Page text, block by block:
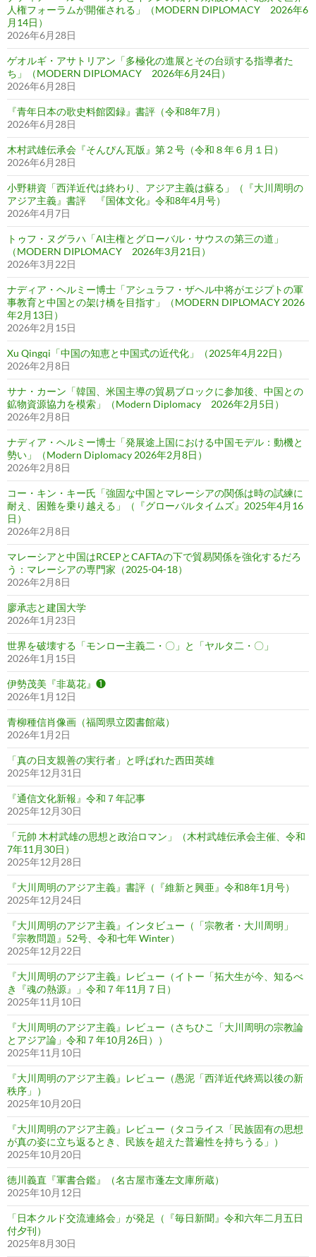
人権フォーラムが開催される」（MODERN DIPLOMACY 2026年6
月14日）
2026年6月28日
ゲオルギ・アサトリアン「多極化の進展とその台頭する指導者た
ち」（MODERN DIPLOMACY 2026年6月24日）
2026年6月28日
『青年日本の歌史料館図録』書評（令和8年7月）
2026年6月28日
木村武雄伝承会『そんぴん瓦版』第２号（令和８年６月１日）
2026年6月28日
小野耕資「西洋近代は終わり、アジア主義は蘇る」（『大川周明の
アジア主義』書評 『国体文化』令和8年4月号）
2026年4月7日
トゥフ・ヌグラハ「AI主権とグローバル・サウスの第三の道」
（MODERN DIPLOMACY 2026年3月21日）
2026年3月22日
ナディア・ヘルミー博士「アシュラフ・ザヘル中将がエジプトの軍
事教育と中国との架け橋を目指す」（MODERN DIPLOMACY 2026
年2月13日）
2026年2月15日
Xu Qingqi「中国の知恵と中国式の近代化」（2025年4月22日）
2026年2月8日
サナ・カーン「韓国、米国主導の貿易ブロックに参加後、中国との
鉱物資源協力を模索」（Modern Diplomacy 2026年2月5日）
2026年2月8日
ナディア・ヘルミー博士「発展途上国における中国モデル：動機と
勢い」（Modern Diplomacy 2026年2月8日）
2026年2月8日
コー・キン・キー氏「強固な中国とマレーシアの関係は時の試練に
耐え、困難を乗り越える」（『グローバルタイムズ』2025年4月16
日）
2026年2月8日
マレーシアと中国はRCEPとCAFTAの下で貿易関係を強化するだろ
う：マレーシアの専門家（2025-04-18）
2026年2月8日
廖承志と建国大学
2026年1月23日
世界を破壊する「モンロー主義二・〇」と「ヤルタ二・〇」
2026年1月15日
伊勢茂美『非葛花』❶
2026年1月12日
青柳種信肖像画（福岡県立図書館蔵）
2026年1月2日
「真の日支親善の実行者」と呼ばれた西田英雄
2025年12月31日
『通信文化新報』令和７年記事
2025年12月30日
「元帥 木村武雄の思想と政治ロマン」（木村武雄伝承会主催、令和
7年11月30日）
2025年12月28日
『大川周明のアジア主義』書評（『維新と興亜』令和8年1月号）
2025年12月24日
『大川周明のアジア主義』インタビュー（「宗教者・大川周明」
『宗教問題』52号、令和七年 Winter）
2025年12月22日
『大川周明のアジア主義』レビュー（イトー「拓大生が今、知るべ
き『魂の熱源』」令和７年11月７日）
2025年11月10日
『大川周明のアジア主義』レビュー（さちひこ「大川周明の宗教論
とアジア論」令和７年10月26日））
2025年11月10日
『大川周明のアジア主義』レビュー（愚泥「西洋近代終焉以後の新
秩序」）
2025年10月20日
『大川周明のアジア主義』レビュー（タコライス「民族固有の思想
が真の姿に立ち返るとき、民族を超えた普遍性を持ちうる」）
2025年10月20日
徳川義直『軍書合鑑』（名古屋市蓬左文庫所蔵）
2025年10月12日
「日本クルド交流連絡会」が発足（『毎日新聞』令和六年二月五日
付夕刊）
2025年8月30日